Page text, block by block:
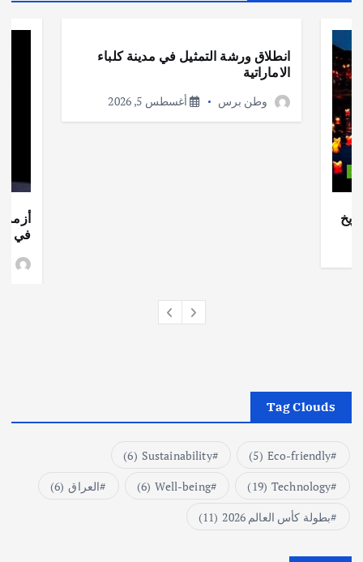
انطلاق ورشة التمثيل في مدينة كلباء
الاماراتية
وطن برس أغسطس 5, 2026
أزمة
في
Tag Clouds
Eco-friendly
(5)
Sustainability
(6)
Technology
(19)
Well-being
(6) العراق (6)
بطولة كأس العالم 2026
(11)